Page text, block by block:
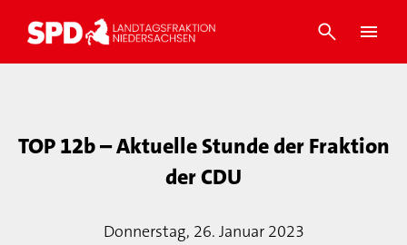
TOP 12b – Aktuelle Stunde der Fraktion
der CDU
Donnerstag, 26. Januar 2023